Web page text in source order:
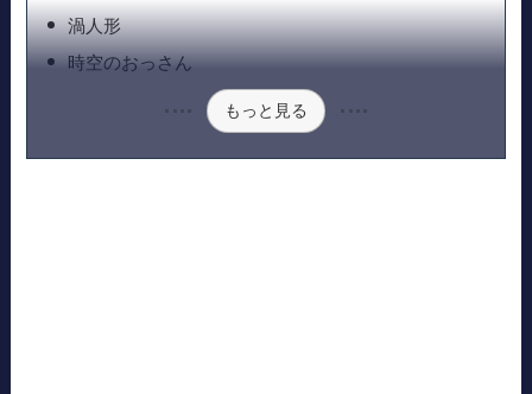
渦人形
時空のおっさん
もっと見る